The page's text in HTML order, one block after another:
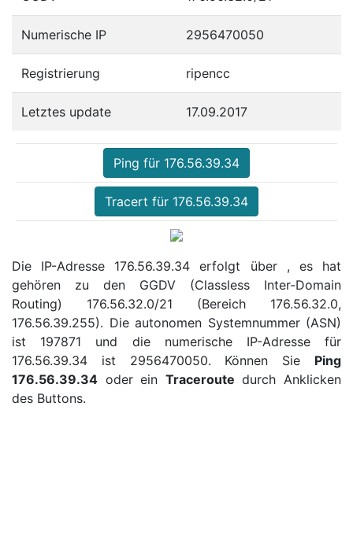
Numerische IP 2956470050
Registrierung ripencc
Letztes update 17.09.2017
Ping für 176.56.39.34
Tracert für 176.56.39.34
Die IP-Adresse 176.56.39.34 erfolgt über , es hat
gehören zu den GGDV (Classless Inter-Domain
Routing) 176.56.32.0/21 (Bereich 176.56.32.0,
176.56.39.255). Die autonomen Systemnummer (ASN)
ist 197871 und die numerische IP-Adresse für
176.56.39.34 ist 2956470050. Können Sie Ping
176.56.39.34 oder ein Traceroute durch Anklicken
des Buttons.